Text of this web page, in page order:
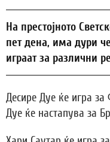
На престојното
пет дена, има дури
играат за различни
Десире Дуе ќе игра за
Дуе ќе настапува за